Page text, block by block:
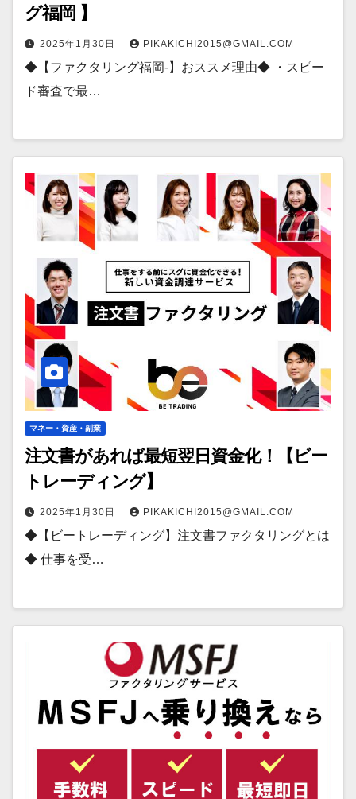
グ福岡 】
2025年1月30日 PIKAKICHI2015@GMAIL.COM
◆【ファクタリング福岡-】おススメ理由◆ ・スピー
ド審査で最…
マネー・資産・副業
注文書があれば最短翌日資金化！【ビー
トレーディング】
2025年1月30日 PIKAKICHI2015@GMAIL.COM
◆【ビートレーディング】注文書ファクタリングとは
◆ 仕事を受…